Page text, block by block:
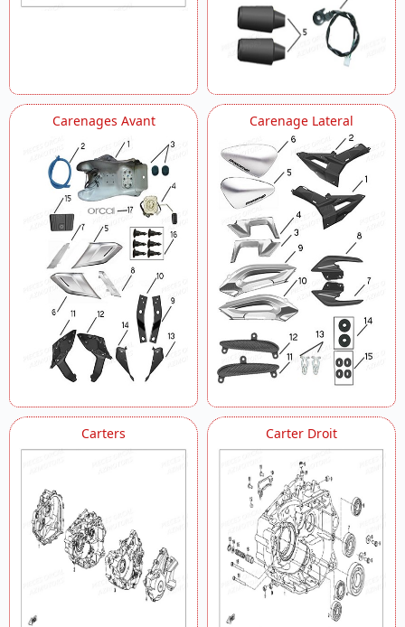
Carenages Avant Carenage Lateral
Carters Carter Droit